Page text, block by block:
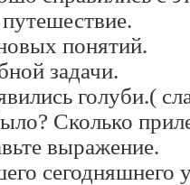
понятий.
задачи.
голуби.(
Сколько
выражение.